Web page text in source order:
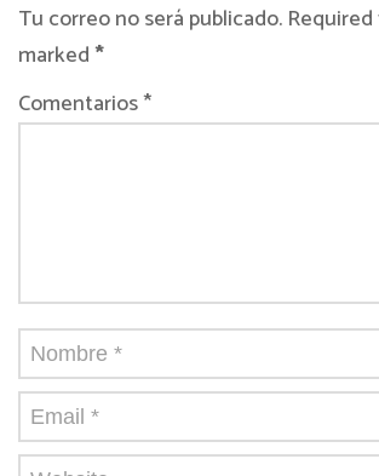
Tu correo no será publicado.
marked*
Comentarios *